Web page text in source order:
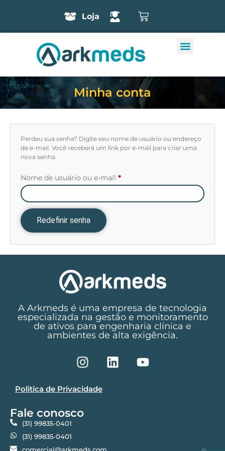
Loja
Minha conta
Perdeu sua senha? Digite seu nome de usuário ou endereço
de e-mail. Você receberá um link por e-mail para criar uma
nova senha.
Nome de usuário ou e-mail *
Redefinir senha
A Arkmeds é uma empresa de tecnologia
especializada na gestão e monitoramento
de ativos para engenharia clínica e
ambientes de alta exigência.
Politica de Privacidade
Fale conosco
(31) 99835-0401
(31) 99835-0401
comercial@arkmeds.com